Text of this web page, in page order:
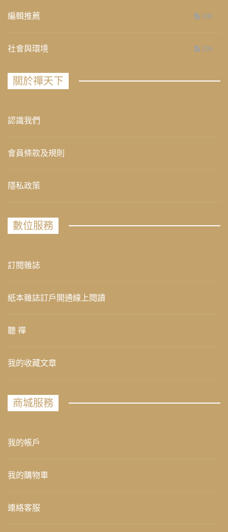
編輯推薦 236
社會與環境 235
關於禪天下
認識我們
會員條款及規則
隱私政策
數位服務
訂閱雜誌
紙本雜誌訂戶開通線上閱讀
聽 禪
我的收藏文章
商城服務
我的帳戶
我的購物車
連絡客服